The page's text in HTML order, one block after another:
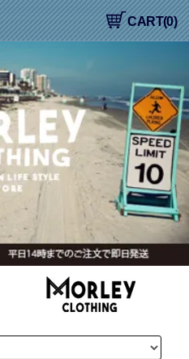
販,販売, COLIMBO,コリン
ループ＆ウェフト CART(0)